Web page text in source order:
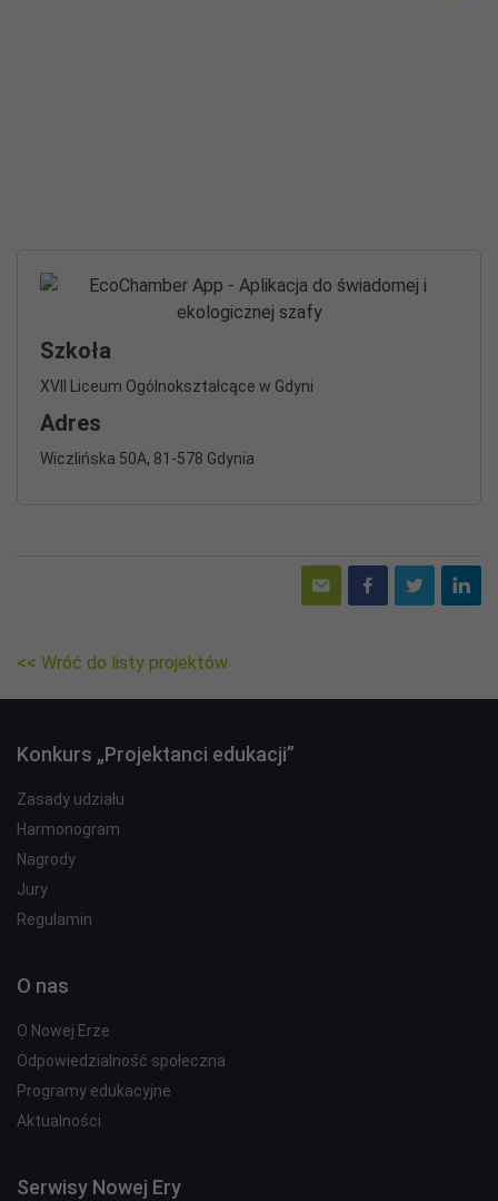
Szkoła
XVII Liceum Ogólnokształcące w Gdyni
Adres
Wiczlińska 50A, 81-578 Gdynia
<< Wróć do listy projektów
Konkurs „Projektanci edukacji”
Zasady udziału
Harmonogram
Nagrody
Jury
Regulamin
O nas
O Nowej Erze
Odpowiedzialność społeczna
Programy edukacyjne
Aktualności
Serwisy Nowej Ery